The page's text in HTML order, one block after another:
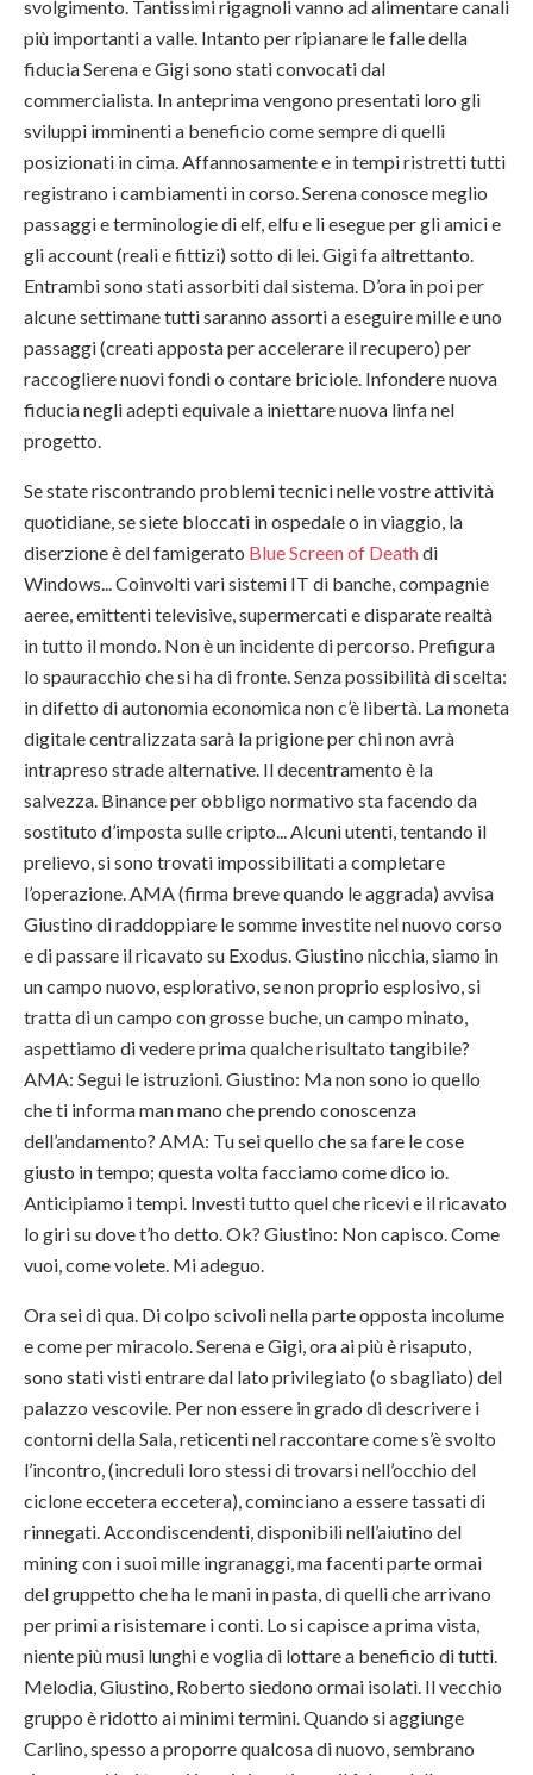
svolgimento. Tantissimi rigagnoli vanno ad alimentare canali
più importanti a valle. Intanto per ripianare le falle della
fiducia Serena e Gigi sono stati convocati dal
commercialista. In anteprima vengono presentati loro gli
sviluppi imminenti a beneficio come sempre di quelli
posizionati in cima. Affannosamente e in tempi ristretti tutti
registrano i cambiamenti in corso. Serena conosce meglio
passaggi e terminologie di elf, elfu e li esegue per gli amici e
gli account (reali e fittizi) sotto di lei. Gigi fa altrettanto.
Entrambi sono stati assorbiti dal sistema. D’ora in poi per
alcune settimane tutti saranno assorti a eseguire mille e uno
passaggi (creati apposta per accelerare il recupero) per
raccogliere nuovi fondi o contare briciole. Infondere nuova
fiducia negli adepti equivale a iniettare nuova linfa nel
progetto.
Se state riscontrando problemi tecnici nelle vostre attività
quotidiane, se siete bloccati in ospedale o in viaggio, la
diserzione è del famigerato Blue Screen of Deathdi
Windows... Coinvolti vari sistemi IT di banche, compagnie
aeree, emittenti televisive, supermercati e disparate realtà
in tutto il mondo. Non è un incidente di percorso. Prefigura
lo spauracchio che si ha di fronte. Senza possibilità di scelta:
in difetto di autonomia economica non c’è libertà. La moneta
digitale centralizzata sarà la prigione per chi non avrà
intrapreso strade alternative. Il decentramento è la
salvezza. Binance per obbligo normativo sta facendo da
sostituto d’imposta sulle cripto... Alcuni utenti, tentando il
prelievo, si sono trovati impossibilitati a completare
l’operazione. AMA (firma breve quando le aggrada) avvisa
Giustino di raddoppiare le somme investite nel nuovo corso
e di passare il ricavato su Exodus. Giustino nicchia, siamo in
un campo nuovo, esplorativo, se non proprio esplosivo, si
tratta di un campo con grosse buche, un campo minato,
aspettiamo di vedere prima qualche risultato tangibile?
AMA: Segui le istruzioni. Giustino: Ma non sono io quello
che ti informa man mano che prendo conoscenza
dell’andamento? AMA: Tu sei quello che sa fare le cose
giusto in tempo; questa volta facciamo come dico io.
Anticipiamo i tempi. Investi tutto quel che ricevi e il ricavato
lo giri su dove t’ho detto. Ok? Giustino: Non capisco. Come
vuoi, come volete. Mi adeguo.
Ora sei di qua. Di colpo scivoli nella parte opposta incolume
e come per miracolo. Serena e Gigi, ora ai più è risaputo,
sono stati visti entrare dal lato privilegiato (o sbagliato) del
palazzo vescovile. Per non essere in grado di descrivere i
contorni della Sala, reticenti nel raccontare come s’è svolto
l’incontro, (increduli loro stessi di trovarsi nell’occhio del
ciclone eccetera eccetera), cominciano a essere tassati di
rinnegati. Accondiscendenti, disponibili nell’aiutino del
mining con i suoi mille ingranaggi, ma facenti parte ormai
del gruppetto che ha le mani in pasta, di quelli che arrivano
per primi a risistemare i conti. Lo si capisce a prima vista,
niente più musi lunghi e voglia di lottare a beneficio di tutti.
Melodia, Giustino, Roberto siedono ormai isolati. Il vecchio
gruppo è ridotto ai minimi termini. Quando si aggiunge
Carlino, spesso a proporre qualcosa di nuovo, sembrano